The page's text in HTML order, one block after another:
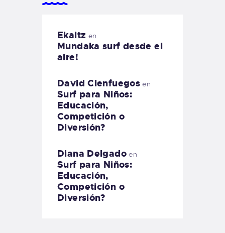
Ekaitz en
Mundaka surf desde el
aire!
David Cienfuegos en
Surf para Niños:
Educación,
Competición o
Diversión?
Diana Delgadoen
Surf para Niños:
Educación,
Competición o
Diversión?